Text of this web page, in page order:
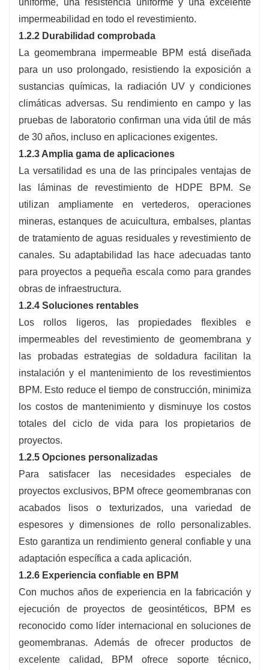
impermeabilidad en todo el revestimiento.
1.2.2 Durabilidad comprobada
La geomembrana impermeable BPM está diseñada
para un uso prolongado, resistiendo la exposición a
sustancias químicas, la radiación UV y condiciones
climáticas adversas. Su rendimiento en campo y las
pruebas de laboratorio confirman una vida útil de más
de 30 años, incluso en aplicaciones exigentes.
1.2.3 Amplia gama de aplicaciones
La versatilidad es una de las principales ventajas de
las láminas de revestimiento de HDPE BPM. Se
utilizan ampliamente en vertederos, operaciones
mineras, estanques de acuicultura, embalses, plantas
de tratamiento de aguas residuales y revestimiento de
canales. Su adaptabilidad las hace adecuadas tanto
para proyectos a pequeña escala como para grandes
obras de infraestructura.
1.2.4 Soluciones rentables
Los rollos ligeros, las propiedades flexibles e
impermeables del revestimiento de geomembrana y
las probadas estrategias de soldadura facilitan la
instalación y el mantenimiento de los revestimientos
BPM. Esto reduce el tiempo de construcción, minimiza
los costos de mantenimiento y disminuye los costos
totales del ciclo de vida para los propietarios de
proyectos.
1.2.5 Opciones personalizadas
Para satisfacer las necesidades especiales de
proyectos exclusivos, BPM ofrece geomembranas con
acabados lisos o texturizados, una variedad de
espesores y dimensiones de rollo personalizables.
Esto garantiza un rendimiento general confiable y una
adaptación específica a cada aplicación.
1.2.6 Experiencia confiable en BPM
Con muchos años de experiencia en la fabricación y
ejecución de proyectos de geosintéticos, BPM es
reconocido como líder internacional en soluciones de
geomembranas. Además de ofrecer productos de
excelente calidad, BPM ofrece soporte técnico,